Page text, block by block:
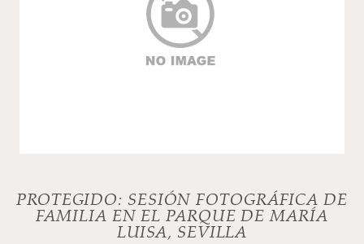
PROTEGIDO: SESIÓN FOTOGRÁFICA DE
FAMILIA EN EL PARQUE DE MARÍA
LUISA, SEVILLA